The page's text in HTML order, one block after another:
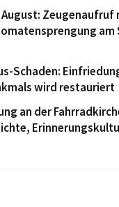
Zeugenaufruf
am
Schaden:
wird restauriert
an der